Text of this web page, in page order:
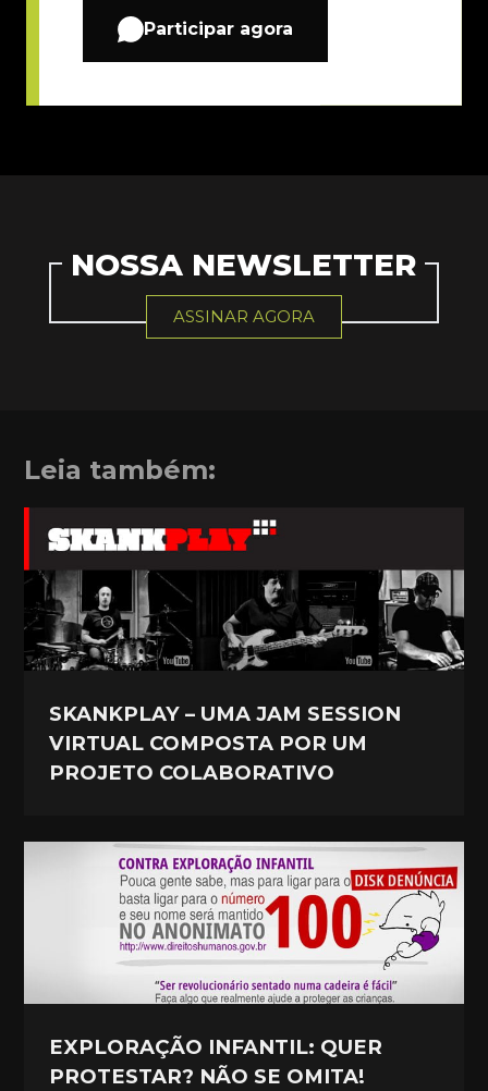
Participar agora
NOSSA NEWSLETTER
ASSINAR AGORA
Leia também:
SKANKPLAY – UMA JAM SESSION
VIRTUAL COMPOSTA POR UM
PROJETO COLABORATIVO
EXPLORAÇÃO INFANTIL: QUER
PROTESTAR? NÃO SE OMITA!